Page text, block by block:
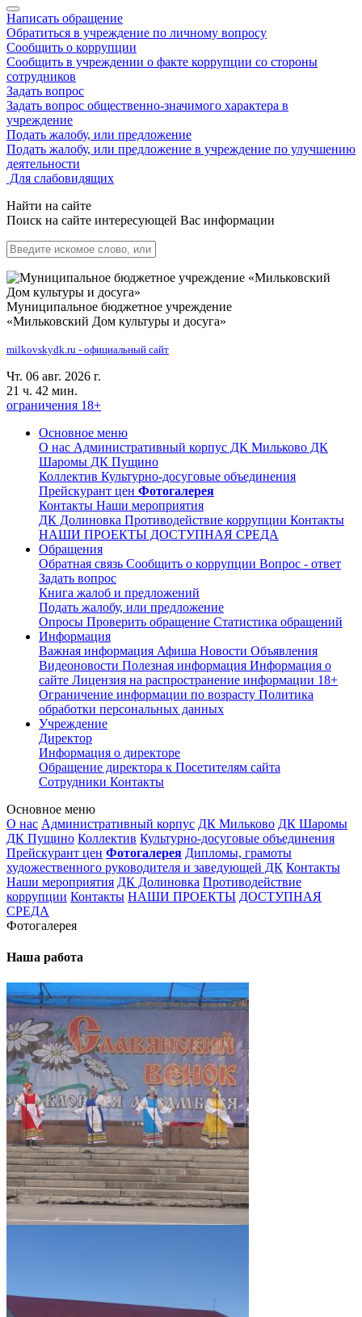
Написать обращение
Обратиться в учреждение по личному вопросу
Сообщить о коррупции
Сообщить в учреждении о факте коррупции со стороны
сотрудников
Задать вопрос
Задать вопрос общественно-значимого характера в
учреждение
Подать жалобу, или предложение
Подать жалобу, или предложение в учреждение по улучшению
деятельности
Для слабовидящих
Найти на сайте
Поиск на сайте интересующей Вас информации
Муниципальное бюджетное учреждение
«Мильковский Дом культуры и досуга»
milkovskydk.ru - официальный сайт
Чт. 06 авг. 2026 г.
21 ч. 42 мин.
ограничения 18+
Основное меню
О нас Административный корпус ДК Мильково ДК
Шаромы ДК Пущино
Коллектив Культурно-досуговые объединения
Прейскурант цен Фотогалерея
Контакты Наши мероприятия
ДК Долиновка Противодействие коррупции Контакты
НАШИ ПРОЕКТЫ ДОСТУПНАЯ СРЕДА
Обращения
Обратная связь Сообщить о коррупции Вопрос - ответ
Задать вопрос
Книга жалоб и предложений
Подать жалобу, или предложение
Опросы Проверить обращение Статистика обращений
Информация
Важная информация Афиша Новости Объявления
Видеоновости Полезная информация Информация о
сайте Лицензия на распространение информации 18+
Ограничение информации по возрасту Политика
обработки персональных данных
Учреждение
Директор
Информация о директоре
Обращение директора к Посетителям сайта
Сотрудники Контакты
Основное меню
О нас Административный корпус ДК Мильково ДК Шаромы
ДК Пущино Коллектив Культурно-досуговые объединения
Прейскурант цен Фотогалерея Дипломы, грамоты
художественного руководителя и заведующей ДК Контакты
Наши мероприятия ДК Долиновка Противодействие
коррупции Контакты НАШИ ПРОЕКТЫ ДОСТУПНАЯ
СРЕДА
Фотогалерея
Наша работа